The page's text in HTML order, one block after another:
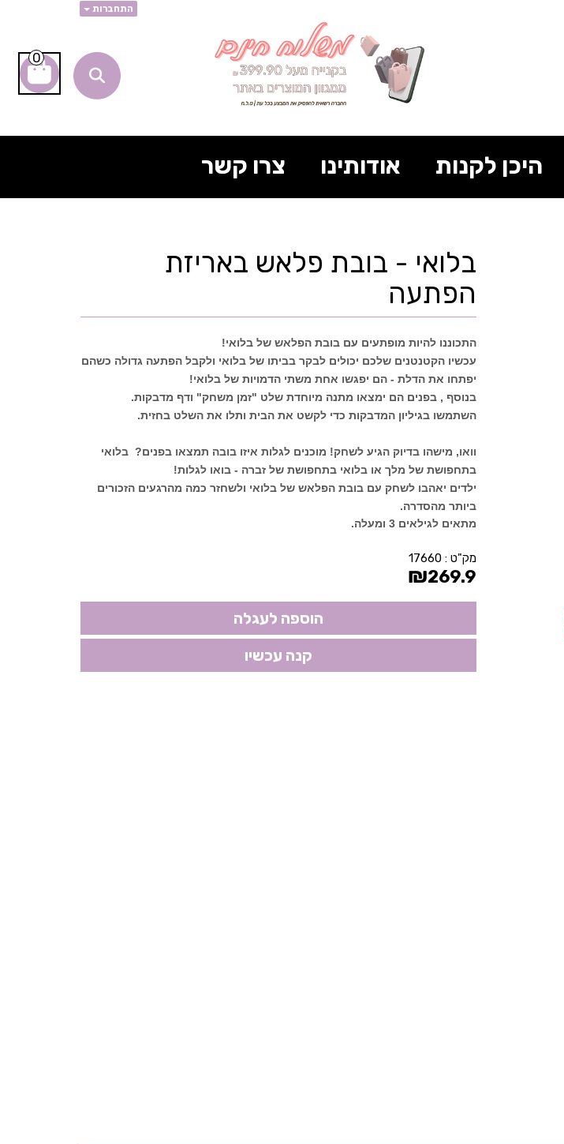
התחברות
0
היכן לקנות אודותינו צרו קשר
בלואי - בובת פלאש באריזת
הפתעה
התכוננו להיות מופתעים עם בובת הפלאש של בלואי!
עכשיו הקטנטנים שלכם יכולים לבקר בביתו של בלואי ולקבל הפתעה גדולה כשהם
יפתחו את הדלת - הם יפגשו אחת משתי הדמויות של בלואי!
בנוסף , בפנים הם ימצאו מתנה מיוחדת שלט "זמן משחק" ודף מדבקות.
השתמשו בגיליון המדבקות כדי לקשט את הבית ותלו את השלט בחזית.
וואו, מישהו בדיוק הגיע לשחק! מוכנים לגלות איזו בובה תמצאו בפנים? בלואי
בתחפושת של מלך או בלואי בתחפושת של זברה - בואו לגלות!
ילדים יאהבו לשחק עם בובת הפלאש של בלואי ולשחזר כמה מהרגעים הזכורים
ביותר מהסדרה.
מתאים לגילאים 3 ומעלה.
מק"ט :17660
₪269.9